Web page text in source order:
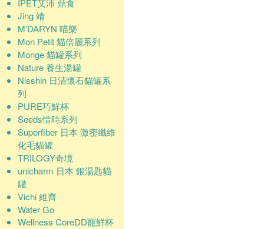
IPET艾沛 鼎食
Jing 靖
M'DARYN 喵樂
Mon Petit 貓倍麗系列
Monge 貓罐系列
Nature 養生湯罐
Nisshin 日清懷石貓罐系
列
PURE巧鮮杯
Seeds惜時系列
Superfiber 日本 激密纖維
化毛貓罐
TRILOGY奇境
unicharm 日本 銀湯匙貓
罐
Vichi 維齊
Water Go
Wellness CoreDD寵鮮杯